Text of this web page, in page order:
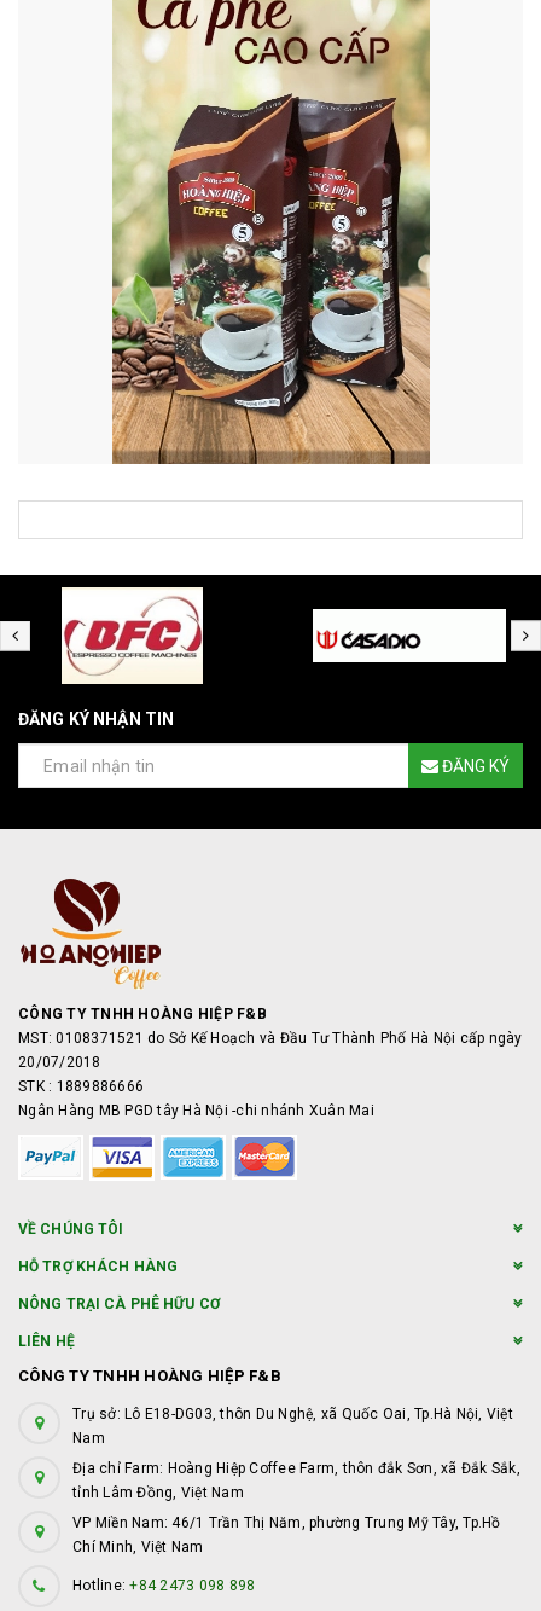
ĐĂNG KÝ NHẬN TIN
ĐĂNG KÝ
CÔNG TY TNHH HOÀNG HIỆP F&B
MST: 0108371521 do Sở Kế Hoạch và Đầu Tư Thành Phố Hà Nội cấp ngày
20/07/2018
STK : 1889886666
Ngân Hàng MB PGD tây Hà Nội -chi nhánh Xuân Mai
VỀ CHÚNG TÔI
HỖ TRỢ KHÁCH HÀNG
NÔNG TRẠI CÀ PHÊ HỮU CƠ
LIÊN HỆ
CÔNG TY TNHH HOÀNG HIỆP F&B
Trụ sở: Lô E18-DG03, thôn Du Nghệ, xã Quốc Oai, Tp.Hà Nội, Việt
Nam
Địa chỉ Farm: Hoàng Hiệp Coffee Farm, thôn đắk Sơn, xã Đắk Sắk,
tỉnh Lâm Đồng, Việt Nam
VP Miền Nam: 46/1 Trần Thị Năm, phường Trung Mỹ Tây, Tp.Hồ
Chí Minh, Việt Nam
Hotline:+84 2473 098 898